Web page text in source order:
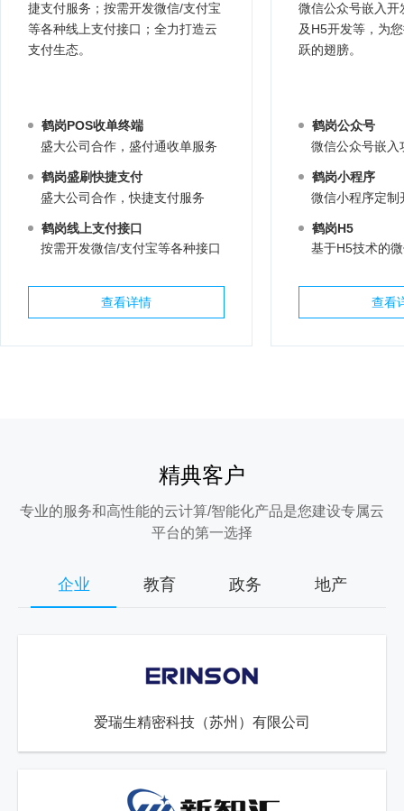
捷支付服务；按需开发微信/支付宝
等各种线上支付接口；全力打造云
支付生态。
鹤岗POS收单终端
盛大公司合作，盛付通收单服务
鹤岗盛刷快捷支付
盛大公司合作，快捷支付服务
鹤岗线上支付接口
按需开发微信/支付宝等各种接口
查看详情
微信公众号嵌入开
及H5开发等，为
跃的翅膀。
鹤岗公众号
微信公众号嵌入
鹤岗小程序
微信小程序定制
鹤岗H5
基于H5技术的
查看
精典客户
专业的服务和高性能的云计算/智能化产品是您建设专属云
平台的第一选择
企业 教育 政务 地产
爱瑞生精密科技（苏州）有限公司